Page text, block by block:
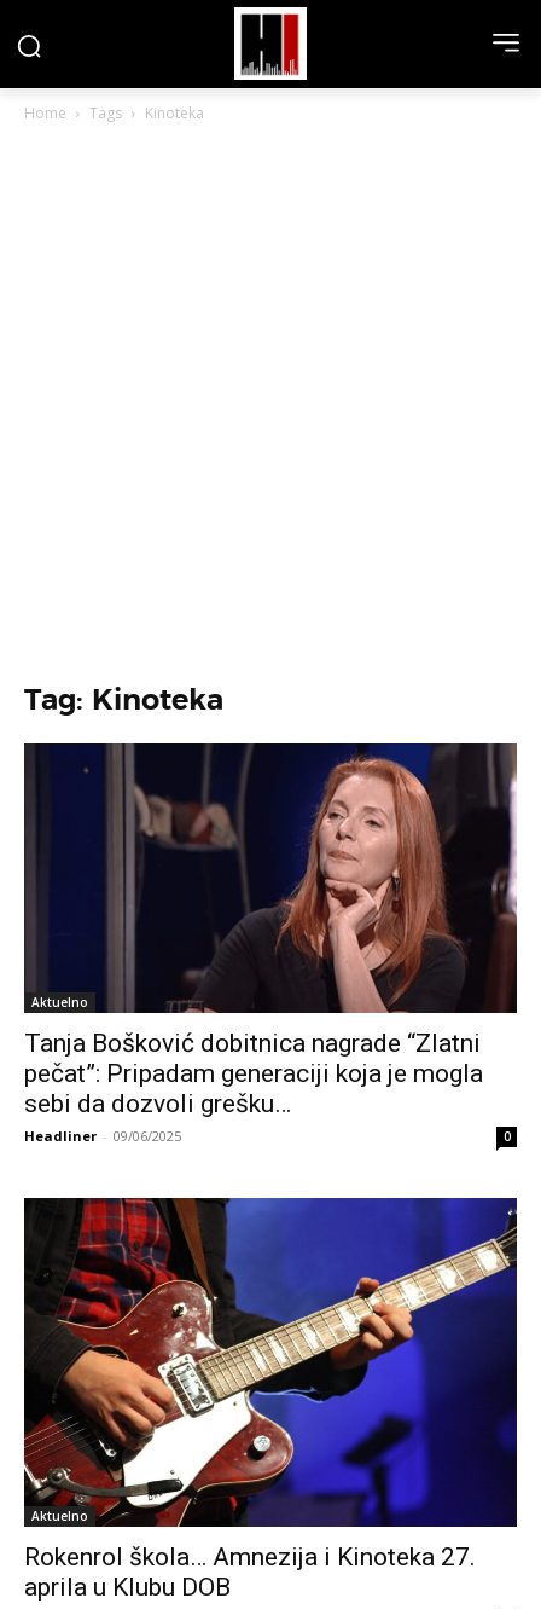
Home Tags Kinoteka
Tag: Kinoteka
Aktuelno
Tanja Bošković dobitnica nagrade “Zlatni
pečat”: Pripadam generaciji koja je mogla
sebi da dozvoli grešku…
Headliner - 09/06/2025 0
Aktuelno
Rokenrol škola… Amnezija i Kinoteka 27.
aprila u Klubu DOB